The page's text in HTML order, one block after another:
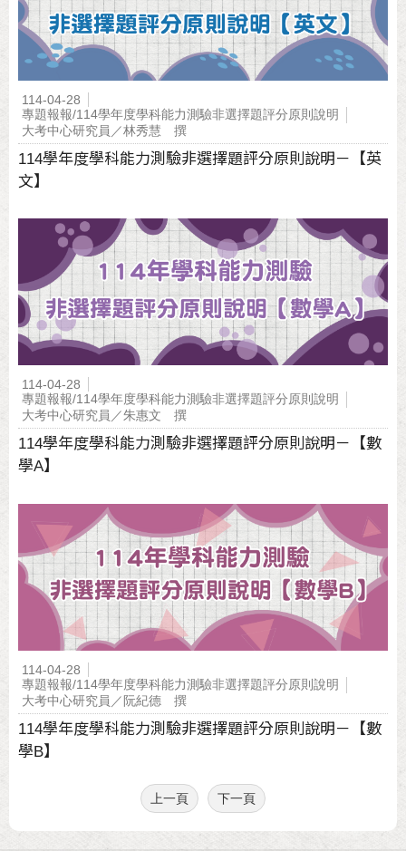
114-04-28
專題報報/114學年度學科能力測驗非選擇題評分原則說明
大考中心研究員／林秀慧 撰
114學年度學科能力測驗非選擇題評分原則說明－【英
文】
114-04-28
專題報報/114學年度學科能力測驗非選擇題評分原則說明
大考中心研究員／朱惠文 撰
114學年度學科能力測驗非選擇題評分原則說明－【數
學A】
114-04-28
專題報報/114學年度學科能力測驗非選擇題評分原則說明
大考中心研究員／阮紀德 撰
114學年度學科能力測驗非選擇題評分原則說明－【數
學B】
上一頁 下一頁